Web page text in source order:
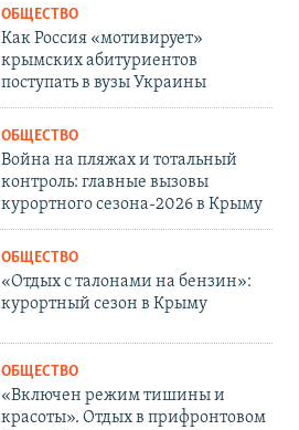
ОБЩЕСТВО
Как Россия «мотивирует»
крымских абитуриентов
поступать в вузы Украины
ОБЩЕСТВО
Война на пляжах и тотальный
контроль: главные вызовы
курортного сезона-2026 в Крыму
ОБЩЕСТВО
«Отдых с талонами на бензин»:
курортный сезон в Крыму
ОБЩЕСТВО
«Включен режим тишины и
красоты». Отдых в прифронтовом